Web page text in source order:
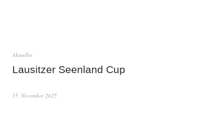
Aktuelles
Lausitzer Seenland Cup
15. November 2025